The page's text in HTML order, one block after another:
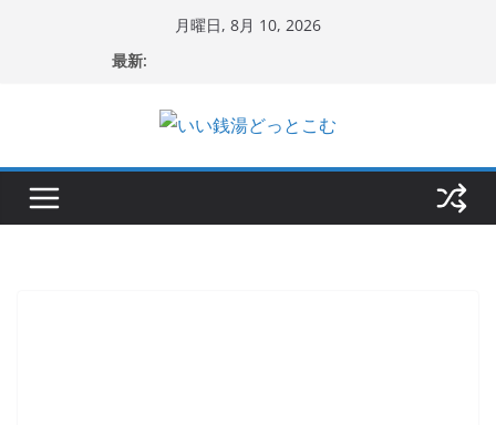
へ
キ
月曜日, 8月 10, 2026
最新: